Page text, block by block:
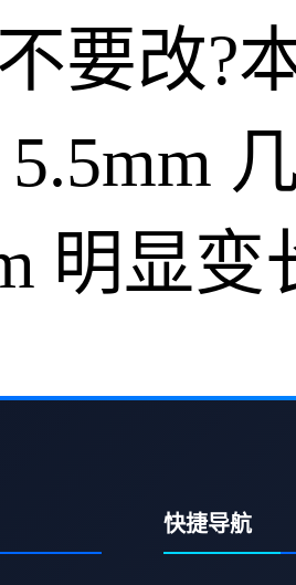
要改?
5.5mm
明显变
快捷导航